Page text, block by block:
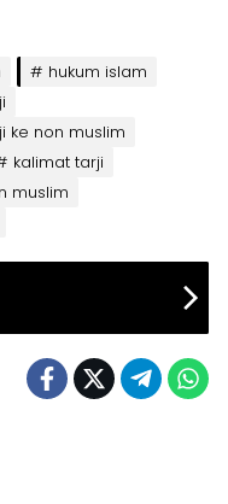
hukum islam
ke non muslim
kalimat tarji
muslim